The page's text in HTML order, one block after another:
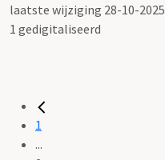
laatste wijziging 28-10-2025
1 gedigitaliseerd
1
...